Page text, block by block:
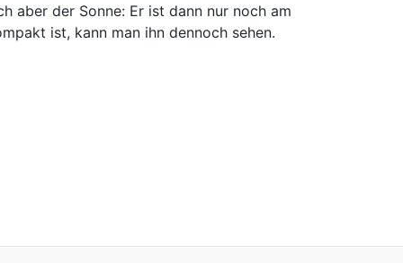
aber der Sonne: Er ist dann nur noch am
ist, kann man ihn dennoch sehen.